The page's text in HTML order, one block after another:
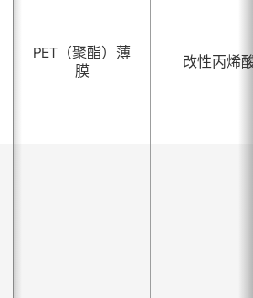
PET（聚酯）薄
膜
改性丙烯